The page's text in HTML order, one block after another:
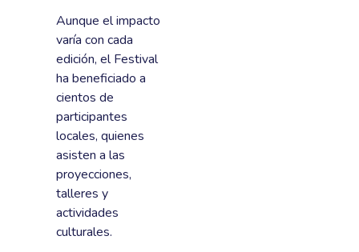
Aunque el impacto
varía con cada
edición, el Festival
ha beneficiado a
cientos de
participantes
locales, quienes
asisten a las
proyecciones,
talleres y
actividades
culturales.